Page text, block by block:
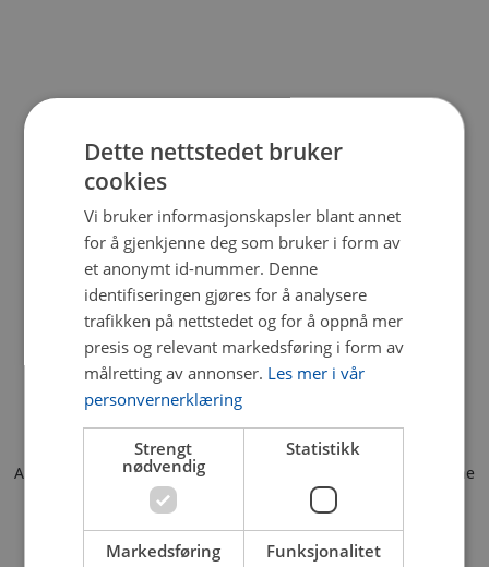
Application error: a client-side exception has occurred (see the
browser console for more information).
Dette nettstedet bruker
cookies
Vi bruker informasjonskapsler blant annet
for å gjenkjenne deg som bruker i form av
et anonymt id-nummer. Denne
identifiseringen gjøres for å analysere
trafikken på nettstedet og for å oppnå mer
presis og relevant markedsføring i form av
målretting av annonser. Les mer i vår
personvernerklæring
Strengt
nødvendig
Statistikk
Markedsføring Funksjonalitet